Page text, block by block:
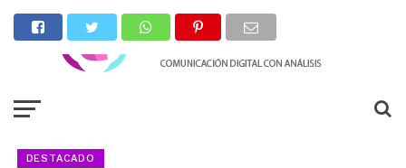
DESTACADO